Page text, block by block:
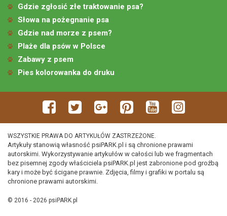
Gdzie zgłosić złe traktowanie psa?
Słowa na pożegnanie psa
Gdzie nad morze z psem?
Plaże dla psów w Polsce
Zabawy z psem
Pies kolorowanka do druku
WSZYSTKIE PRAWA DO ARTYKUŁÓW ZASTRZEŻONE.
Artykuły stanowią własność psiPARK.pl i są chronione prawami
autorskimi. Wykorzystywanie artykułów w całości lub we fragmentach
bez pisemnej zgody właściciela psiPARK.pl jest zabronione pod groźbą
kary i może być ścigane prawnie. Zdjęcia, filmy i grafiki w portalu są
chronione prawami autorskimi.
© 2016 - 2026 psiPARK.pl